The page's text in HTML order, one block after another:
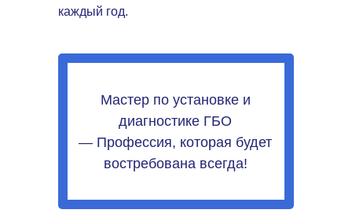
каждый год.
Мастер по установке и
диагностике ГБО
— Профессия, которая будет
востребована всегда!